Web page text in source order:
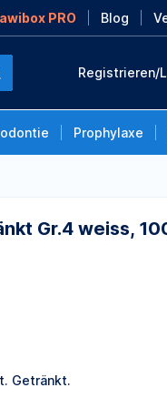
PRO Blog
Registrieren/
Prophylaxe
Gr.4 weiss,
Getränkt.